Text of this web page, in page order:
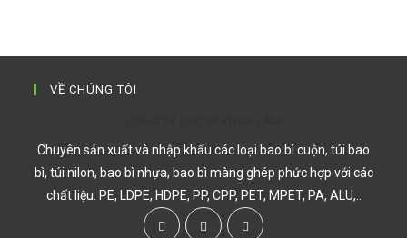
VỀ CHÚNG TÔI
Chuyên sản xuất và nhập khẩu các loại bao bì cuộn, túi bao
bì, túi nilon, bao bì nhựa, bao bì màng ghép phức hợp với các
chất liệu: PE, LDPE, HDPE, PP, CPP, PET, MPET, PA, ALU,..